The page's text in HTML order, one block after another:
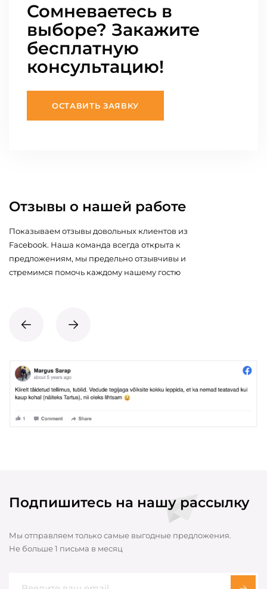
Сомневаетесь в
выборе? Закажите
бесплатную
консультацию!
ОСТАВИТЬ ЗАЯВКУ
Отзывы о нашей работе
Показываем отзывы довольных клиентов из
Facebook. Наша команда всегда открыта к
предложениям, мы предельно отзывчивы и
стремимся помочь каждому нашему гостю
Подпишитесь на нашу рассылку
Мы отправляем только самые выгодные предложения.
Не больше 1 письма в месяц